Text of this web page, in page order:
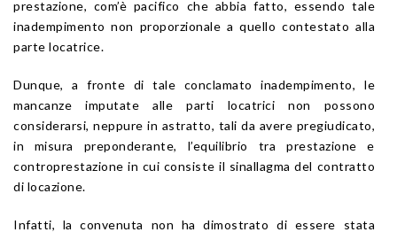
prestazione, com’è pacifico che abbia fatto, essendo tale
inadempimento non proporzionale a quello contestato alla
parte locatrice.
Dunque, a fronte di tale conclamato inadempimento, le
mancanze imputate alle parti locatrici non possono
considerarsi, neppure in astratto, tali da avere pregiudicato,
in misura preponderante, l’equilibrio tra prestazione e
controprestazione in cui consiste il sinallagma del contratto
di locazione.
Infatti, la convenuta non ha dimostrato di essere stata